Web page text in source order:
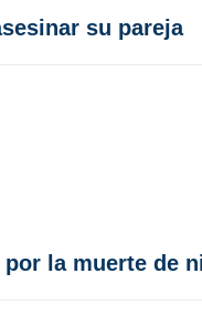
su pareja
la muerte de